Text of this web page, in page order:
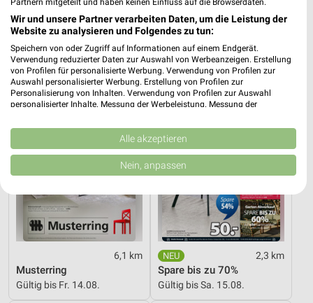
Gültig bis Sa. 15.08. Gültig bis Fr. 28.08.
XXXLutz
6,1 km
Musterring
Gültig bis Fr. 14.08.
JYSK
2,3 km
Spare bis zu 70%
Gültig bis Sa. 15.08.
Wir und unsere Partner verarbeiten Daten, um die Leistung der
Website zu analysieren und Folgendes zu tun:
Speichern von oder Zugriff auf Informationen auf einem Endgerät.
Verwendung reduzierter Daten zur Auswahl von Werbeanzeigen. Erstellung
von Profilen für personalisierte Werbung. Verwendung von Profilen zur
Auswahl personalisierter Werbung. Erstellung von Profilen zur
Personalisierung von Inhalten. Verwendung von Profilen zur Auswahl
personalisierter Inhalte. Messung der Werbeleistung. Messung der
Kombinationen von Daten aus verschiedenen Quellen. Entwicklung und
Verbesserung der Angebote. Verwendung reduzierter Daten zur Auswahl
von Inhalten.
Daten können außerhalb der Europäischen Union weitergegeben und in die
Website/App.
Partnerliste anzeigen (1 IAB-Anbieter)
Wir nutzen Ihre Daten für folgende Zwecke:
Speichern von oder Zugriff auf Informationen
auf einem Endgerät
Alle akzeptieren
Nein, anpassen